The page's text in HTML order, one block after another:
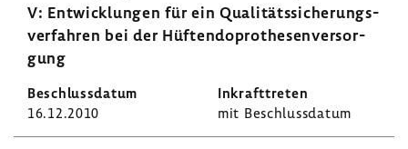
V: Entwick­lungen für ein Quali­täts­si­che­rungs­
ver­fahren bei der Hüften­do­pro­the­sen­ver­sor­
gung
16.12.2010 mit Beschluss­datum